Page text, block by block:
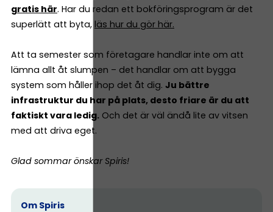
gratis här. Har du redan ett bokföringsprogram är det
superlätt att byta, läs hur du gör här.
Att ta semester som företagare handlar inte om att
lämna allt åt slumpen – det handlar om att bygga
system som håller ihop det åt dig. Ju bättre
infrastruktur du har på plats, desto friare är du att
faktiskt vara ledig. Och det är väl ändå lite av vitsen
med att driva eget.
Glad sommar önskar Spiris!
Om Spiris